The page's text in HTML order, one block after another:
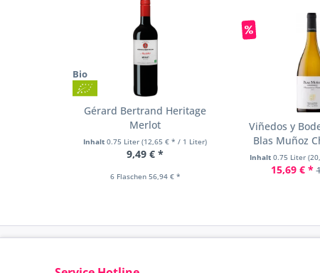
Bio
Gérard Bertrand Heritage
Merlot
Inhalt0.75 Liter(12,65 € * / 1 Liter)
9,49 € *
6 Flaschen 56,94 € *
Viñedos y
Blas Muñoz
Inhalt0.75 Liter
15,69 € *